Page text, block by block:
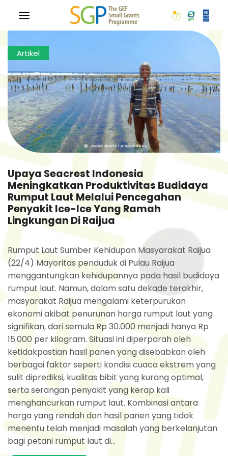
Artikel
Upaya Seacrest Indonesia
Meningkatkan Produktivitas Budidaya
Rumput Laut Melalui Pencegahan
Penyakit Ice-Ice Yang Ramah
Lingkungan Di Raijua
Rumput Laut Sumber Kehidupan Masyarakat Raijua
(22/4) Mayoritas penduduk di Pulau Raijua
menggantungkan kehidupannya pada hasil budidaya
rumput laut. Namun, dalam satu dekade terakhir,
masyarakat Raijua mengalami keterpurukan
ekonomi akibat penurunan harga rumput laut yang
signifikan, dari semula Rp 30.000 menjadi hanya Rp
15.000 per kilogram. Situasi ini diperparah oleh
ketidakpastian hasil panen yang disebabkan oleh
berbagai faktor seperti kondisi cuaca ekstrem yang
sulit diprediksi, kualitas bibit yang kurang optimal,
serta serangan penyakit yang kerap kali
menghancurkan rumput laut. Kombinasi antara
harga yang rendah dan hasil panen yang tidak
menentu telah menjadi masalah yang berkelanjutan
bagi petani rumput laut di...